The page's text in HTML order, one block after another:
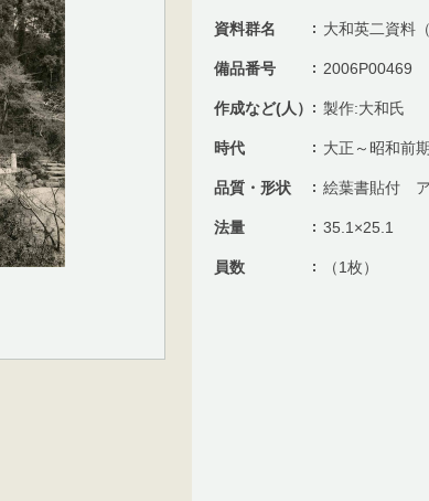
資料群名 大和英二資料
備品番号 2006P00469
作成など(人） 製作:大和氏
時代 大正～昭和前期
品質・形状 絵葉書貼付
法量 35.1×25.1
員数 （1枚）